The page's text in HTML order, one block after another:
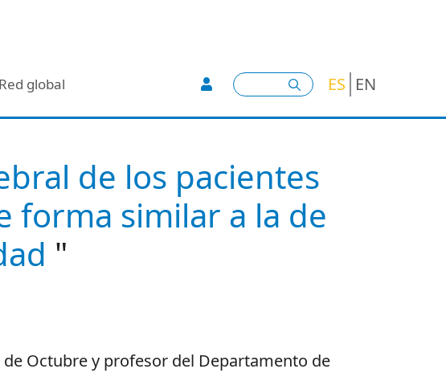
Red global User account menu
Buscar ES EN
de los pacientes
forma similar a la de
"
Octubre y profesor del Departamento de